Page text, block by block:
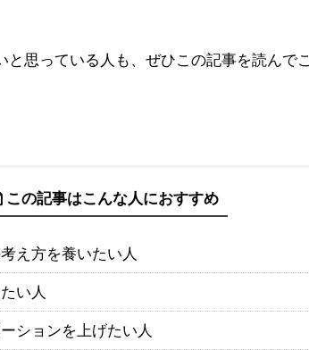
思っている人も、ぜひこの記事を読んで
この記事はこんな人におすすめ
え方を養いたい人
い人
ションを上げたい人